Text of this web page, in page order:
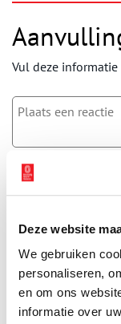
Deze website
We gebruiken
personaliseren,
en om ons
informatie over
Vul deze
Vereiste velden zijn
gepubliceerd.
E-mail